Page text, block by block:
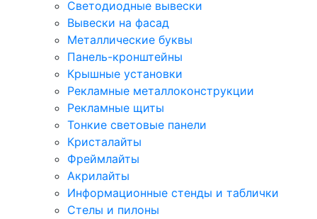
Светодиодные вывески
Вывески на фасад
Металлические буквы
Панель-кронштейны
Крышные установки
Рекламные металлоконструкции
Рекламные щиты
Тонкие световые панели
Кристалайты
Фреймлайты
Акрилайты
Информационные стенды и таблички
Стелы и пилоны